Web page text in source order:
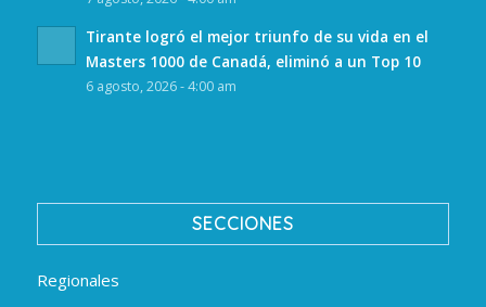
Tirante logró el mejor triunfo de su vida en el
Masters 1000 de Canadá, eliminó a un Top 10
6 agosto, 2026 - 4:00 am
SECCIONES
Regionales